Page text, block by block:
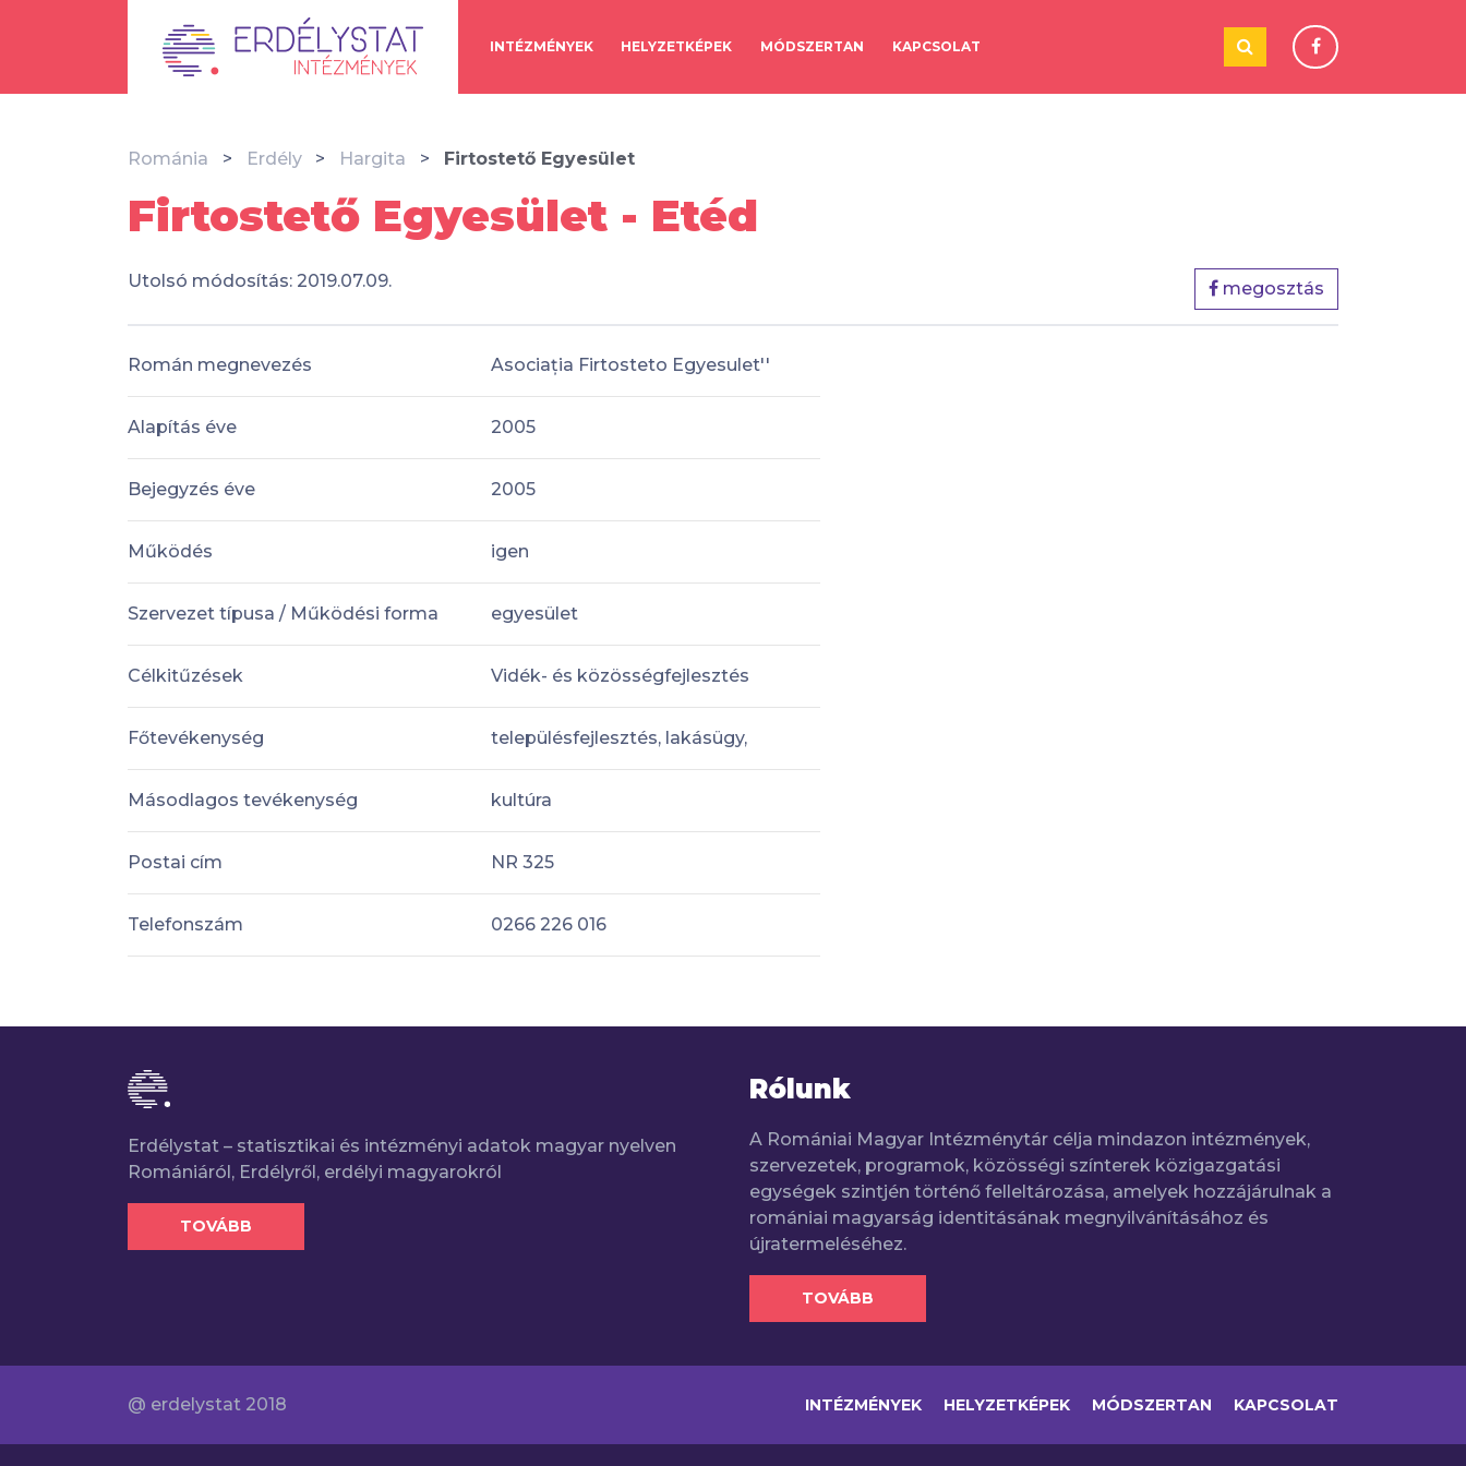
INTÉZMÉNYEK HELYZETKÉPEK MÓDSZERTAN KAPCSOLAT
Románia Erdély Hargita Firtostető Egyesület
Firtostető Egyesület - Etéd
Utolsó módosítás: 2019.07.09. megosztás
Román megnevezés Asociația Firtosteto Egyesulet''
Alapítás éve 2005
Bejegyzés éve 2005
Működés igen
Szervezet típusa / Működési forma egyesület
Célkitűzések Vidék- és közösségfejlesztés
Főtevékenység településfejlesztés, lakásügy,
Másodlagos tevékenység kultúra
Postai cím NR 325
Telefonszám 0266 226 016
Erdélystat – statisztikai és intézményi adatok magyar nyelven
Romániáról, Erdélyről, erdélyi magyarokról
TOVÁBB
Rólunk
A Romániai Magyar Intézménytár célja mindazon intézmények,
szervezetek, programok, közösségi színterek közigazgatási
egységek szintjén történő felleltározása, amelyek hozzájárulnak a
romániai magyarság identitásának megnyilvánításához és
újratermeléséhez.
TOVÁBB
@ erdelystat 2018 INTÉZMÉNYEK HELYZETKÉPEK MÓDSZERTAN KAPCSOLAT